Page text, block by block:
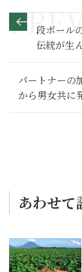
段ボール
伝統が生
3選】
パートナーの
から男女共に
あわせて